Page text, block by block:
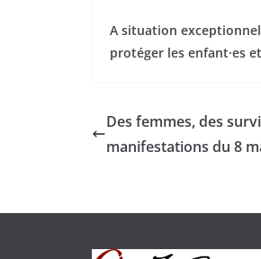
A situation
protéger les enfant·es
Des femmes, des
manifestations du 8